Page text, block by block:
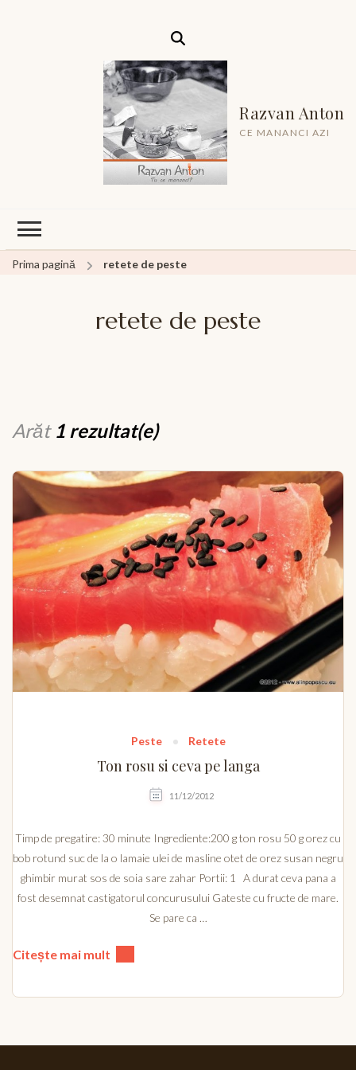
Razvan Anton
CE MANANCI AZI
Prima pagină retete de peste
retete de peste
Arăt 1 rezultat(e)
Peste Retete
Ton rosu si ceva pe langa
11/12/2012
Timp de pregatire: 30 minute Ingrediente:200 g ton rosu 50 g orez cu
bob rotund suc de la o lamaie ulei de masline otet de orez susan negru
ghimbir murat sos de soia sare zahar Portii: 1 A durat ceva pana a
fost desemnat castigatorul concurusului Gateste cu fructe de mare.
Se pare ca …
Citește mai mult